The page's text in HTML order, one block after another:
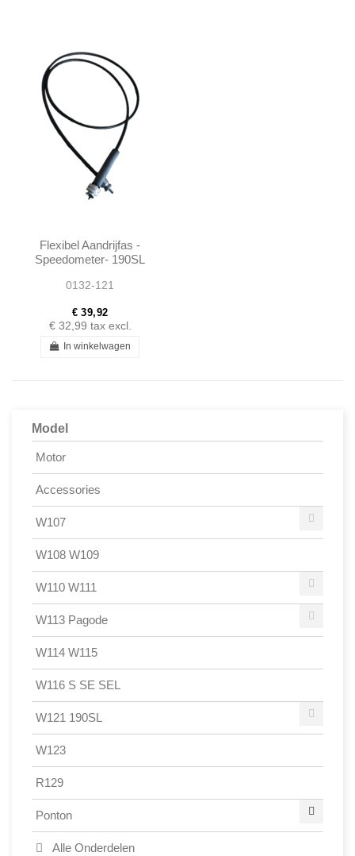
Flexibel Aandrijfas -
Speedometer- 190SL
0132-121
€ 39,92
€ 32,99 tax excl.
In winkelwagen
Model
Motor
Accessories
W107
W108 W109
W110 W111
W113 Pagode
W114 W115
W116 S SE SEL
W121 190SL
W123
R129
Ponton
Alle Onderdelen